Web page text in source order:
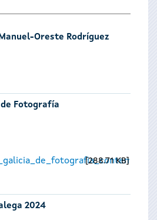
Oreste Rodríguez
Fotografía
288.71 KB
2024